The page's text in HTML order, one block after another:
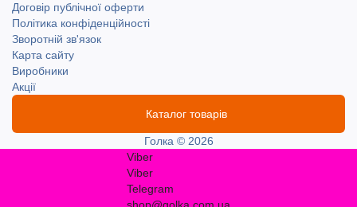
Договір публічної оферти
Політика конфіденційності
Зворотній зв'язок
Карта сайту
Виробники
Акції
Каталог товарів
Голка © 2026
Viber
Viber
Telegram